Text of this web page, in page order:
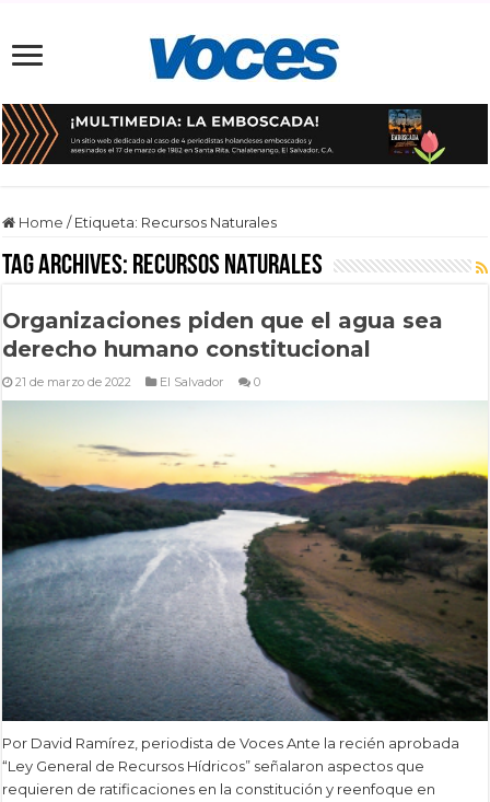
Home / Etiqueta: Recursos Naturales
Tag Archives: Recursos Naturales
Organizaciones piden que el agua sea
derecho humano constitucional
21 de marzo de 2022 El Salvador 0
Por David Ramírez, periodista de Voces Ante la recién aprobada
“Ley General de Recursos Hídricos” señalaron aspectos que
requieren de ratificaciones en la constitución y reenfoque en